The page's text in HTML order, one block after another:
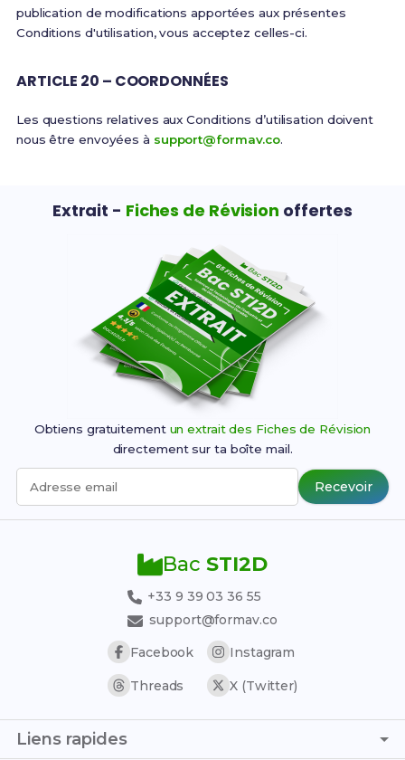
publication de modifications apportées aux présentes
Conditions d'utilisation, vous acceptez celles-ci.
ARTICLE 20 – COORDONNÉES
Les questions relatives aux Conditions d’utilisation doivent
nous être envoyées à support@formav.co.
Extrait - Fiches de Révision offertes
Obtiens gratuitement un extrait des Fiches de Révision
directement sur ta boîte mail.
Adresse email Recevoir
Bac STI2D
+33 9 39 03 36 55
support@formav.co
Facebook
Instagram
Threads X (Twitter)
Liens rapides